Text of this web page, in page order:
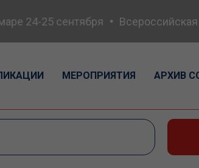
24-25 сентября Всероссийская
МЕРОПРИЯТИЯ АРХИВ